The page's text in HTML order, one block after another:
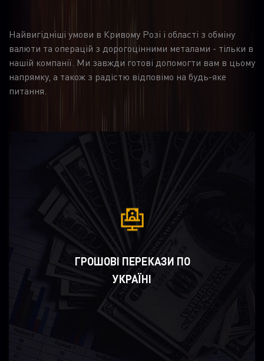
Найвигідніші умови в Кривому Розі і області з обміну
валюти та операцій з дорогоцінними металами - тільки в
нашій компанії. Ми завжди готові допомогти вам в цьому
напрямку, а також з радістю відповімо на будь-яке
питання.
ГРОШОВІ ПЕРЕКАЗИ ПО
УКРАЇНІ